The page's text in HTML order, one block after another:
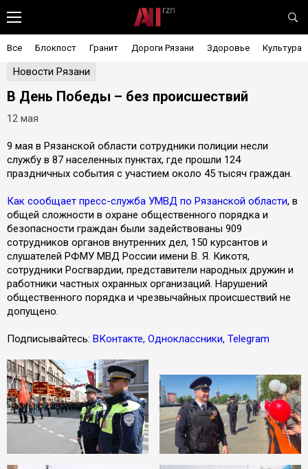
Все Блокпост Гранит Дороги Рязани Здоровье Культура
Новости Рязани
В День Победы – без происшествий
12 мая
9 мая в Рязанской области сотрудники полиции несли
службу в 87 населенных пунктах, где прошли 124
праздничных события с участием около 45 тысяч граждан.
Как сообщает пресс-служба УМВД по Рязанской области, в
общей сложности в охране общественного порядка и
безопасности граждан были задействованы 909
сотрудников органов внутренних дел, 150 курсантов и
слушателей РФМУ МВД России имени В. Я. Кикотя,
сотрудники Росгвардии, представители народных дружин и
работники частных охранных организаций. Нарушений
общественного порядка и чрезвычайных происшествий не
допущено.
Подписывайтесь: ВКонтакте, Одноклассники, Telegram